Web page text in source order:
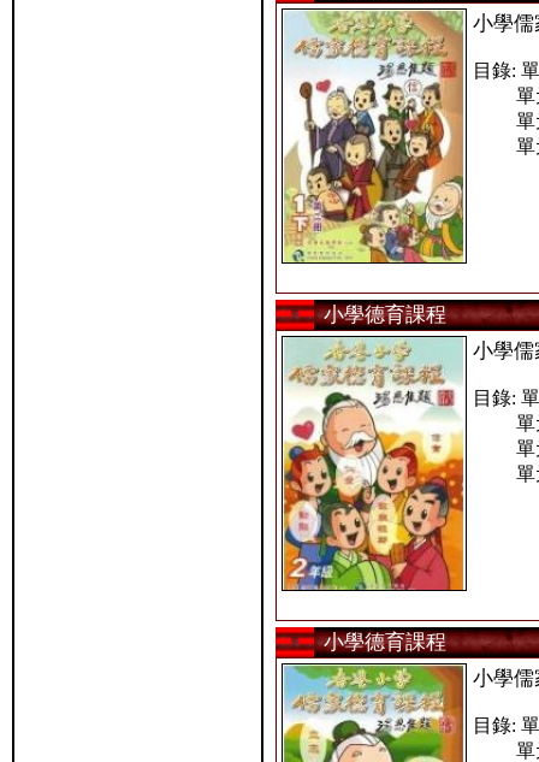
小學儒
目錄:
單元
單元
單元
小學德育課程
小學儒
目錄:
單元
單元
單元
小學德育課程
小學儒
目錄:
單元